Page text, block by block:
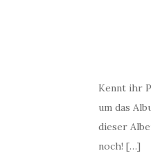
Kennt ihr
um das
dieser
noch! […]